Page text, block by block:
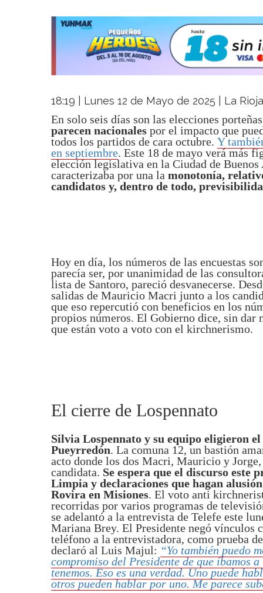
18:19 | Lunes 12 de Mayo de 2025 | La
En solo seis días son las elecciones
parecen nacionales por el impacto que
todos los partidos de cara octubre. Y
en septiembre. Este 18 de mayo verá más
elección legislativa en la Ciudad de Buenos
caracterizaba por una la monotonía,
candidatos y, dentro de todo,
Hoy en día, los números de las encuestas
parecía ser, por unanimidad de las
lista de Santoro, pareció desvanecerse.
salidas de Mauricio Macri junto a los
que eso repercutió con beneficios en los
propios números. El Gobierno dice, sin dar
que están voto a voto con el kirchnerismo.
El cierre de Lospennato
Silvia Lospennato y su equipo eligieron
Pueyrredón. La comuna 12, un bastión
acto donde los dos Macri, Mauricio y Jorge,
candidata. Se espera que el discurso este
Limpia y declaraciones que hagan
Rovira en Misiones. El voto anti
recorridas por varios programas de
se adelantó a la entrevista de Telefe este
Mariana Brey. El Presidente negó vínculos
teléfono a la entrevistadora, como prueba
declaró al Luis Majul: “Yo también puedo
compromiso del Presidente de que íbamos
tenemos. Eso es una verdad. Uno puede
otros pueden hablar por uno. Me parece